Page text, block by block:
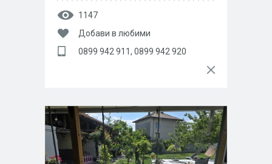
1147
Добави в любими
0899 942 911, 0899 942 920